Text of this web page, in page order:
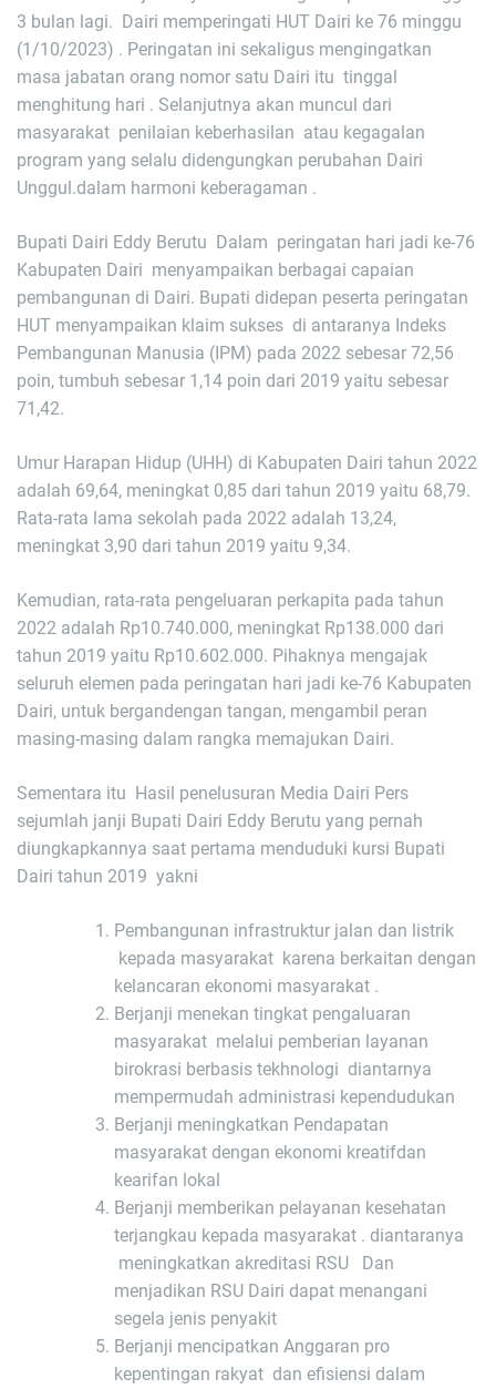
3 bulan lagi. Dairi memperingati HUT Dairi ke 76 minggu
(1/10/2023) . Peringatan ini sekaligus mengingatkan
masa jabatan orang nomor satu Dairi itu tinggal
menghitung hari . Selanjutnya akan muncul dari
masyarakat penilaian keberhasilan atau kegagalan
program yang selalu didengungkan perubahan Dairi
Unggul.dalam harmoni keberagaman .
Bupati Dairi Eddy Berutu Dalam peringatan hari jadi ke-76
Kabupaten Dairi menyampaikan berbagai capaian
pembangunan di Dairi. Bupati didepan peserta peringatan
HUT menyampaikan klaim sukses di antaranya Indeks
Pembangunan Manusia (IPM) pada 2022 sebesar 72,56
poin, tumbuh sebesar 1,14 poin dari 2019 yaitu sebesar
71,42.
Umur Harapan Hidup (UHH) di Kabupaten Dairi tahun 2022
adalah 69,64, meningkat 0,85 dari tahun 2019 yaitu 68,79.
Rata-rata lama sekolah pada 2022 adalah 13,24,
meningkat 3,90 dari tahun 2019 yaitu 9,34.
Kemudian, rata-rata pengeluaran perkapita pada tahun
2022 adalah Rp10.740.000, meningkat Rp138.000 dari
tahun 2019 yaitu Rp10.602.000. Pihaknya mengajak
seluruh elemen pada peringatan hari jadi ke-76 Kabupaten
Dairi, untuk bergandengan tangan, mengambil peran
masing-masing dalam rangka memajukan Dairi.
Sementara itu Hasil penelusuran Media Dairi Pers
sejumlah janji Bupati Dairi Eddy Berutu yang pernah
diungkapkannya saat pertama menduduki kursi Bupati
Dairi tahun 2019 yakni
Pembangunan infrastruktur jalan dan listrik
kepada masyarakat karena berkaitan dengan
kelancaran ekonomi masyarakat .
Berjanji menekan tingkat pengaluaran
masyarakat melalui pemberian layanan
birokrasi berbasis tekhnologi diantarnya
mempermudah administrasi kependudukan
Berjanji meningkatkan Pendapatan
masyarakat dengan ekonomi kreatifdan
kearifan lokal
Berjanji memberikan pelayanan kesehatan
terjangkau kepada masyarakat . diantaranya
meningkatkan akreditasi RSU Dan
menjadikan RSU Dairi dapat menangani
segela jenis penyakit
Berjanji mencipatkan Anggaran pro
kepentingan rakyat dan efisiensi dalam